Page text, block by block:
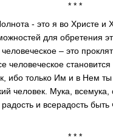
* * *
- это я во Христе
для обретения
– это
человеческое
ибо только Им и в Нем
человек. Мука,
и всерадость